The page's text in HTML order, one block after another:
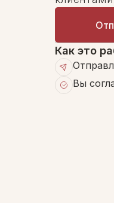
Как это
Вы